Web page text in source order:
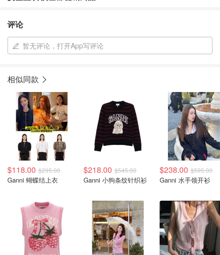
评论
暂无评论，打开App写评论
相似同款
$118.00 $295.00
Ganni 蝴蝶结上衣
$218.00 $545.00
Ganni 小狗条纹针织衫
$238.00 $595.00
Ganni 水手领开衫